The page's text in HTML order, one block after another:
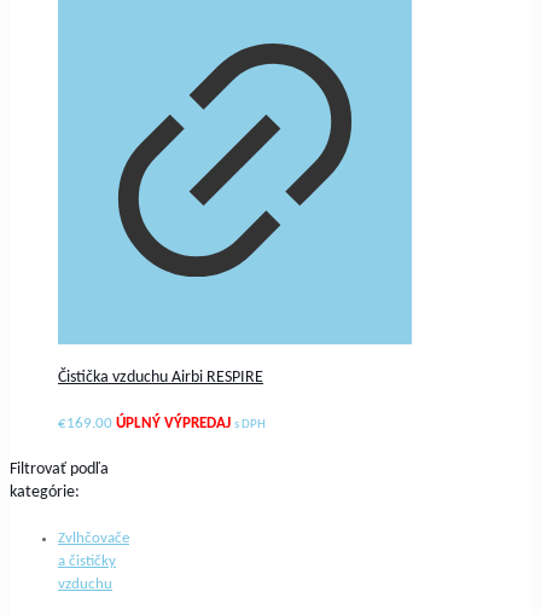
Čistička vzduchu Airbi RESPIRE
€169.00 s DPH
Filtrovať podľa
kategórie:
Zvlhčovače
a čističky
vzduchu